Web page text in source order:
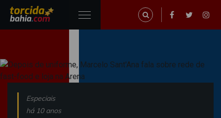
Especiais
há 10 anos